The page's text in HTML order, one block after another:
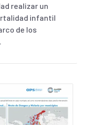
realizar un
infantil
de los